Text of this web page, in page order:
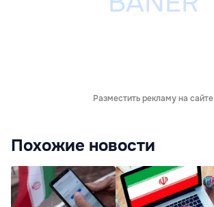
Разместить рекламу на сайте
Похожие новости